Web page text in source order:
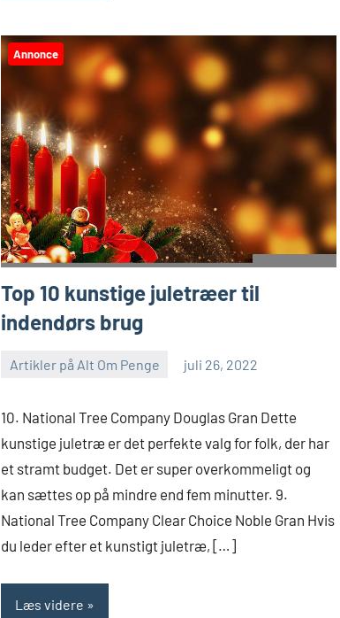
Annonce
Top 10 kunstige juletræer til
indendørs brug
Artikler på Alt Om Penge juli 26, 2022
10. National Tree Company Douglas Gran Dette
kunstige juletræ er det perfekte valg for folk, der har
et stramt budget. Det er super overkommeligt og
kan sættes op på mindre end fem minutter. 9.
National Tree Company Clear Choice Noble Gran Hvis
du leder efter et kunstigt juletræ, […]
Læs videre